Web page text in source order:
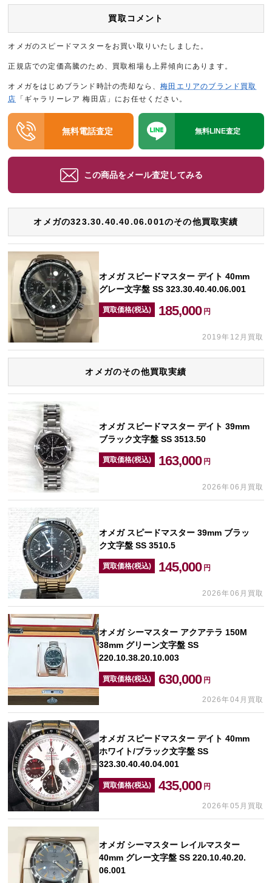
買取コメント
オメガのスピードマスターをお買い取りいたしました。
正規店での定価高騰のため、買取相場も上昇傾向にあります。
オメガをはじめブランド時計の売却なら、梅田エリアのブランド買取
店
「ギャラリーレア 梅田店」にお任せください。
無料電話査定 無料LINE査定
この商品をメール査定してみる
オメガの323.30.40.40.06.001のその他買取実績
オメガ スピードマスター デイト 40mm
グレー文字盤 SS 323.30.40.40.06.001
買取価格(税込) 185,000 円
2019年12月買取
オメガのその他買取実績
オメガ スピードマスター デイト 39mm
ブラック文字盤 SS 3513.50
買取価格(税込) 163,000 円
2026年06月買取
オメガ スピードマスター 39mm ブラッ
ク文字盤 SS 3510.5
買取価格(税込) 145,000 円
2026年06月買取
オメガ シーマスター アクアテラ 150M
38mm グリーン文字盤 SS
220.10.38.20.10.003
買取価格(税込) 630,000 円
2026年04月買取
オメガ スピードマスター デイト 40mm
ホワイト/ブラック文字盤 SS
323.30.40.40.04.001
買取価格(税込) 435,000 円
2026年05月買取
オメガ シーマスター レイルマスター
40mm グレー文字盤 SS 220.10.40.20.
06.001